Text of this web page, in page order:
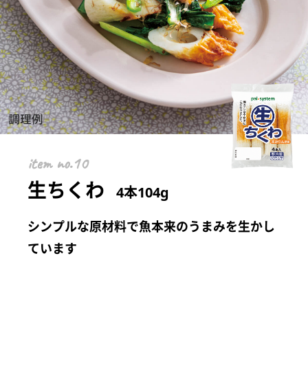
item
生ちくわ 4本104g
シンプルな原材料で魚本来のうまみを生かし
ています